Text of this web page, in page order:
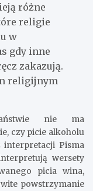
różne
religie
w
gdy inne
zakazują.
religijnym
nie ma
czy picie alkoholu
interpretacji Pisma
wersety
picia wina,
powstrzymanie